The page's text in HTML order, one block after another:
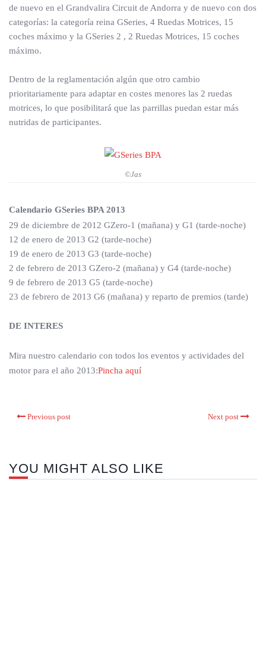
de nuevo en el Grandvalira Circuit de Andorra y de nuevo con dos
categorías: la categoría reina GSeries, 4 Ruedas Motrices, 15
coches máximo y la GSeries 2 , 2 Ruedas Motrices, 15 coches
máximo.
Dentro de la reglamentación algún que otro cambio
prioritariamente para adaptar en costes menores las 2 ruedas
motrices, lo que posibilitará que las parrillas puedan estar más
nutridas de participantes.
©Jas
Calendario GSeries BPA 2013
29 de diciembre de 2012 GZero-1 (mañana) y G1 (tarde-noche)
12 de enero de 2013 G2 (tarde-noche)
19 de enero de 2013 G3 (tarde-noche)
2 de febrero de 2013 GZero-2 (mañana) y G4 (tarde-noche)
9 de febrero de 2013 G5 (tarde-noche)
23 de febrero de 2013 G6 (mañana) y reparto de premios (tarde)
DE INTERES
Mira nuestro calendario con todos los eventos y actividades del
motor para el año 2013:Pincha aquí
Previous post Next post
YOU MIGHT ALSO LIKE